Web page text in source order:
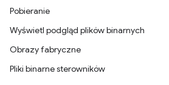
Pobieranie
Wyświetl podgląd plików binarnych
Obrazy fabryczne
Pliki binarne sterowników